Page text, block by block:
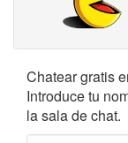
Chatear gratis
Introduce tu
la sala de chat.